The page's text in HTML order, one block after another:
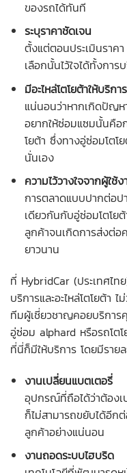
ของรถได้ทันที
ระบุราคาชัดเจน
ตั้งแต่ตอนประเมินราค
เลือกนั้นไว้ใจได้ทั้งการ
มีอะไหล่โตโยต้าให้บริการ
แน่นอนว่าหากเกิดปัญ
อยากให้ซ่อมแซมนั้นคือ
โยต้า ซึ่งทางอู่ซ่อมโตโ
นั่นเอง
ความไว้วางใจจากผู้ใช้
การตลาดแบบปากต่อป
เดียวกันกับอู่ซ่อมโตโยต้
ลูกค้าจนเกิดการส่งต่อ
ยาวนาน
ที่ HybridCar (ประเทศไ
บริการและอะไหล่โตโยต้า
ทีมผู้เชี่ยวชาญคอยบริกา
อู่ซ่อม alphard หรือรถโตโ
ที่นี่ก็มีให้บริการ โดยมีราย
งานเปลี่ยนแบตเตอรี่
อุปกรณ์ที่ถือได้ว่าต้อง
ก็ไม่สามารถขยับได้อีกต่
ลูกค้าอย่างแน่นอน
งานถอดระบบไฮบริด